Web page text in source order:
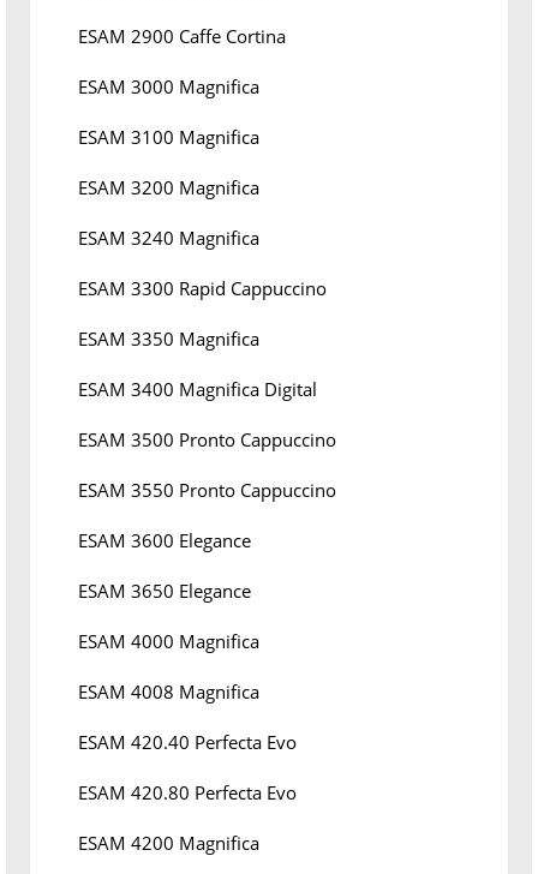
ESAM 2900 Caffe Cortina
ESAM 3000 Magnifica
ESAM 3100 Magnifica
ESAM 3200 Magnifica
ESAM 3240 Magnifica
ESAM 3300 Rapid Cappuccino
ESAM 3350 Magnifica
ESAM 3400 Magnifica Digital
ESAM 3500 Pronto Cappuccino
ESAM 3550 Pronto Cappuccino
ESAM 3600 Elegance
ESAM 3650 Elegance
ESAM 4000 Magnifica
ESAM 4008 Magnifica
ESAM 420.40 Perfecta Evo
ESAM 420.80 Perfecta Evo
ESAM 4200 Magnifica